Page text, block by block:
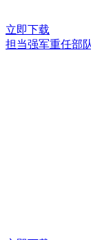
立即下载
担当强军重任部